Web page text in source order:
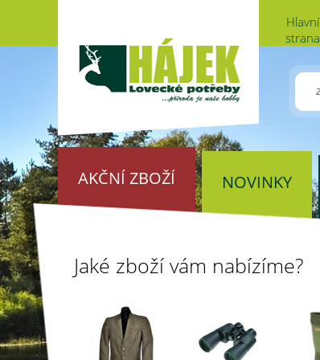
Hlavní
strana
AKČNÍ ZBOŽÍ NOVINKY
Jaké zboží vám nabízíme?